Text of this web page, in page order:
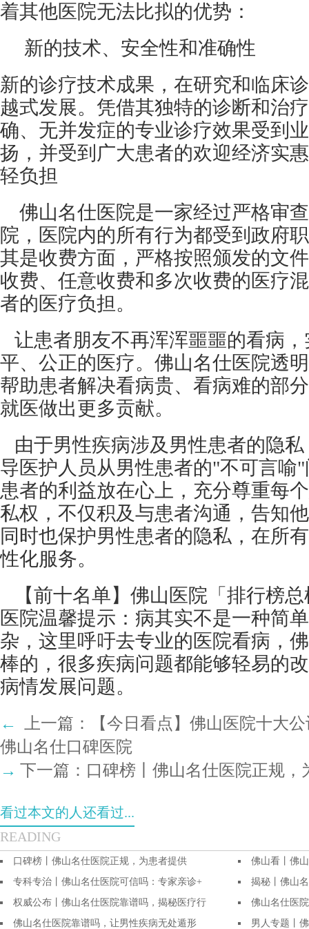
着其他医院无法比拟的优势：
新的技术、安全性和准确性
新的诊疗技术成果，在研究和临床
越式发展。凭借其独特的诊断和治
确、无并发症的专业诊疗效果受到
扬，并受到广大患者的欢迎经济实
轻负担
佛山名仕医院是一家经过严格审
院，医院内的所有行为都受到政府
其是收费方面，严格按照颁发的文
收费、任意收费和多次收费的医疗
者的医疗负担。
让患者朋友不再浑浑噩噩的看病
平、公正的医疗。佛山名仕医院透
帮助患者解决看病贵、看病难的部
就医做出更多贡献。
由于男性疾病涉及男性患者的隐
导医护人员从男性患者的"不可言喻
患者的利益放在心上，充分尊重每
私权，不仅积及与患者沟通，告知
同时也保护男性患者的隐私，在所
性化服务。
【前十名单】佛山医院「排行榜
医院温馨提示：病其实不是一种简
杂，这里呼吁去专业的医院看病，
棒的，很多疾病问题都能够轻易的
病情发展问题。
← 上一篇：
【今日看点】佛山医院十大
佛山名仕口碑医院
→ 下一篇： 口碑榜丨佛山名仕医院正规
看过本文的人还看过...
READING
口碑榜丨佛山名仕医院正规，为患者提供
佛山看丨佛
专科专治丨佛山名仕医院可信吗：专家亲诊+
揭秘丨佛山
权威公布丨佛山名仕医院靠谱吗，揭秘医疗行
佛山名仕医
佛山名仕医院靠谱吗，让男性疾病无处遁形
男人专题丨